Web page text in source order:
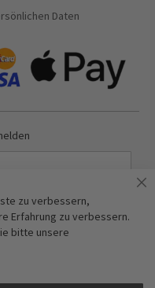
Daten
zu verbessern,
Erfahrung zu verbessern.
bitte unsere